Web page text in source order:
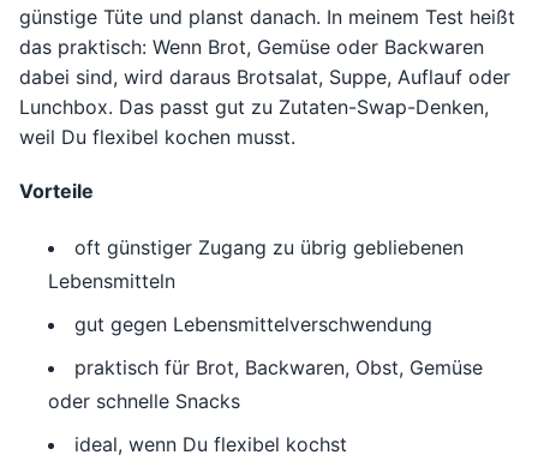
günstige Tüte und planst danach. In meinem Test heißt
das praktisch: Wenn Brot, Gemüse oder Backwaren
dabei sind, wird daraus Brotsalat, Suppe, Auflauf oder
Lunchbox. Das passt gut zu Zutaten-Swap-Denken,
weil Du flexibel kochen musst.
Vorteile
oft günstiger Zugang zu übrig gebliebenen
Lebensmitteln
gut gegen Lebensmittelverschwendung
praktisch für Brot, Backwaren, Obst, Gemüse
oder schnelle Snacks
ideal, wenn Du flexibel kochst